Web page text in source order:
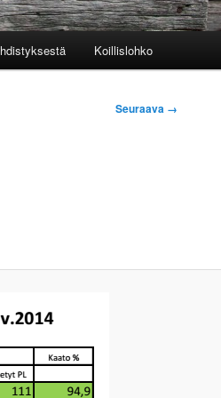
Koillislohko
Seuraava →